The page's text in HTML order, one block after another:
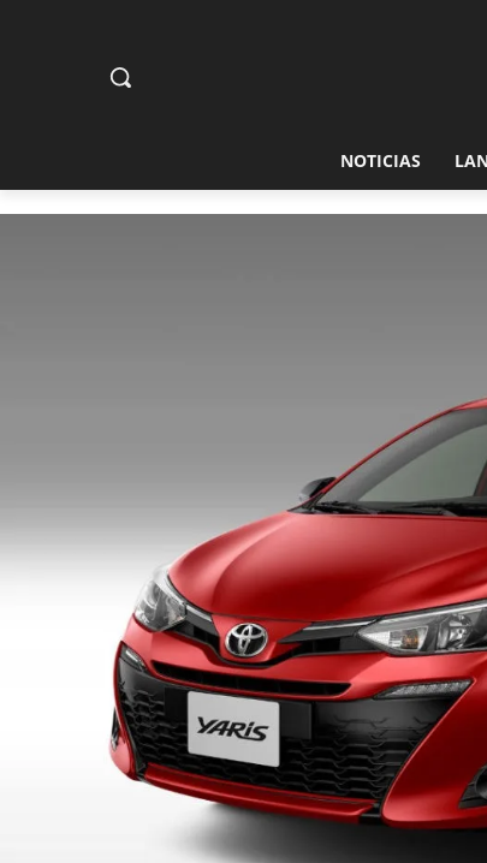
NOTICIAS